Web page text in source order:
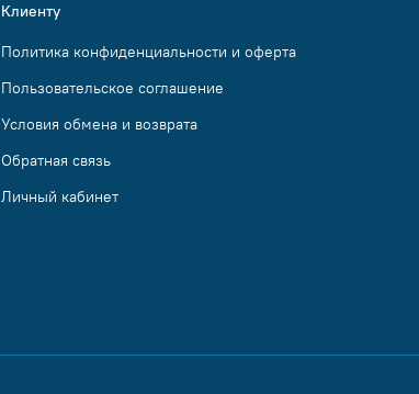
Клиенту
Политика конфиденциальности и оферта
Пользовательское соглашение
Условия обмена и возврата
Обратная связь
Личный кабинет